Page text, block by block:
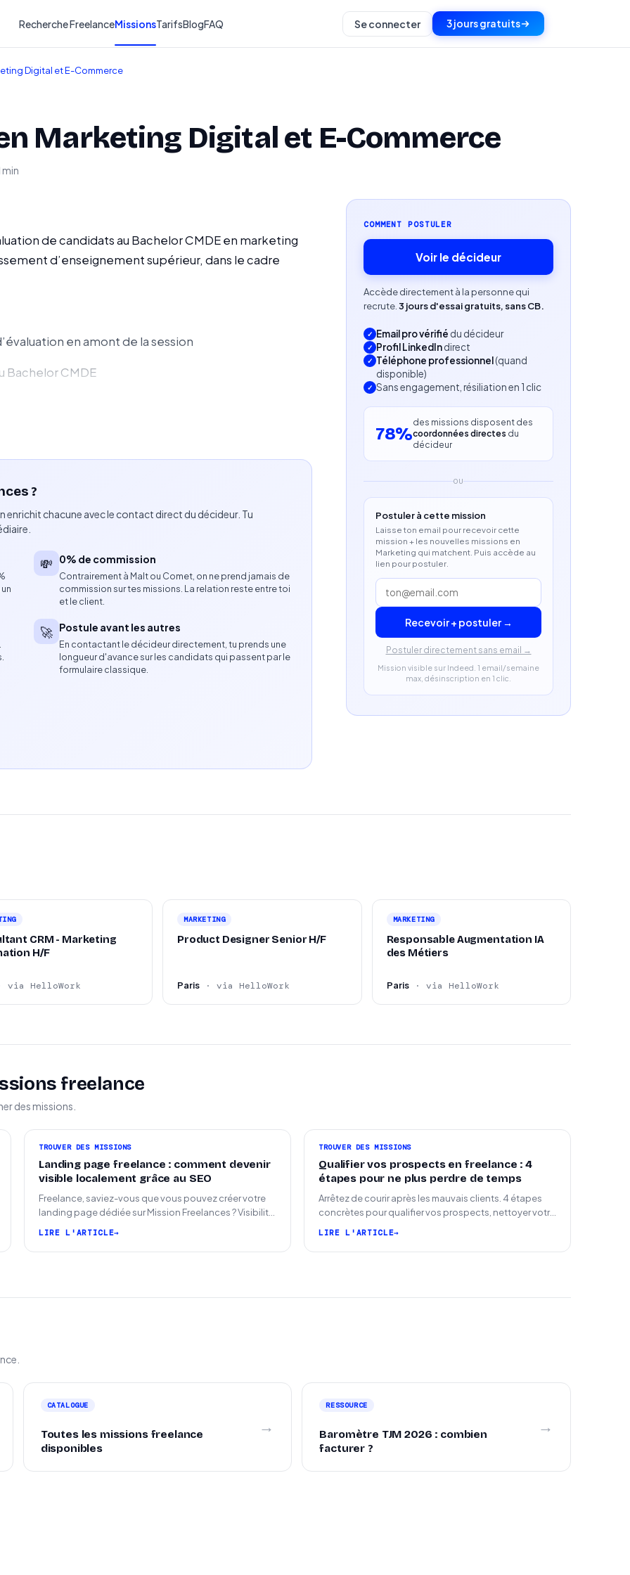
Recherche FreelanceMissionsTarifsBlogFAQ Se connecter 3 jours gratuits
Digital et E-Commerce
Marketing Digital et E-Commerce
min
de candidats au Bachelor CMDE en marketing
d’enseignement supérieur, dans le cadre
en amont de la session
Bachelor CMDE
évaluations
communication digitale
le domaine
et de la communication digitale
digital
libérale ou société)
?
enrichit chacune avec le contact direct du décideur. Tu
💸 0% de commission
Contrairement à Malt ou Comet, on ne prend jamais de
commission sur tes missions. La relation reste entre toi
et le client.
🚀 Postule avant les autres
En contactant le décideur directement, tu prends une
longueur d'avance sur les candidats qui passent par le
formulaire classique.
COMMENT POSTULER
Voir le décideur
Accède directement à la personne qui
recrute. 3 jours d'essai gratuits, sans CB.
Email pro vérifié du décideur
Profil LinkedIndirect
Téléphone professionnel(quand
disponible)
Sans engagement, résiliation en 1 clic
78%
des missions disposent des
coordonnées directes du
décideur
OU
Postuler à cette mission
Laisse ton email pour recevoir cette
mission + les nouvelles missions en
Marketing qui matchent. Puis accède au
lien pour postuler.
Recevoir + postuler →
Postuler directement sans email →
Mission visible sur Indeed. 1 email/semaine
max, désinscription en 1 clic.
CRM - Marketing
H/F
via HelloWork
MARKETING
Product Designer Senior H/F
Paris · via HelloWork
MARKETING
Responsable Augmentation IA
des Métiers
Paris · via HelloWork
freelance
des missions.
TROUVER DES MISSIONS
Landing page freelance : comment devenir
visible localement grâce au SEO
Freelance, saviez-vous que vous pouvez créer votre
landing page dédiée sur Mission Freelances ? Visibilité
LIRE L'ARTICLE
TROUVER DES MISSIONS
Qualifier vos prospects en freelance : 4
étapes pour ne plus perdre de temps
Arrêtez de courir après les mauvais clients. 4 étapes
concrètes pour qualifier vos prospects, nettoyer votre
LIRE L'ARTICLE
CATALOGUE
Toutes les missions freelance
disponibles
→
RESSOURCE
Baromètre TJM 2026 : combien
facturer ?
→